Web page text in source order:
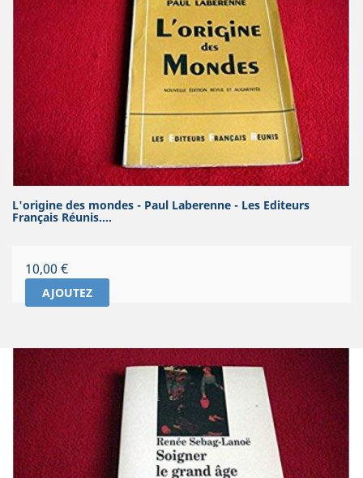
L'origine des mondes - Paul Laberenne - Les Editeurs
Français Réunis....
Prix
10,00 €
AJOUTEZ